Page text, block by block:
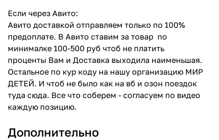
Если через Авито:
Авито доставкой отправляем только по 100%
предоплате. В Авито ставим за товар по
минималке 100-500 руб чтоб не платить
проценты Вам и Доставка выходила наименьшая.
Остальное по кур коду на нашу организацию МИР
ДЕТЕЙ. И чтоб не было как на вб и озон поездок
туда сюда. Все что соберем - согласуем по видео
каждую позицию.
Дополнительно